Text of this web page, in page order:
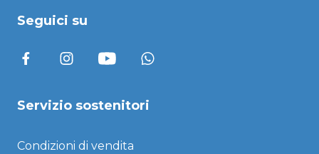
Seguici su
Servizio sostenitori
Condizioni di vendita